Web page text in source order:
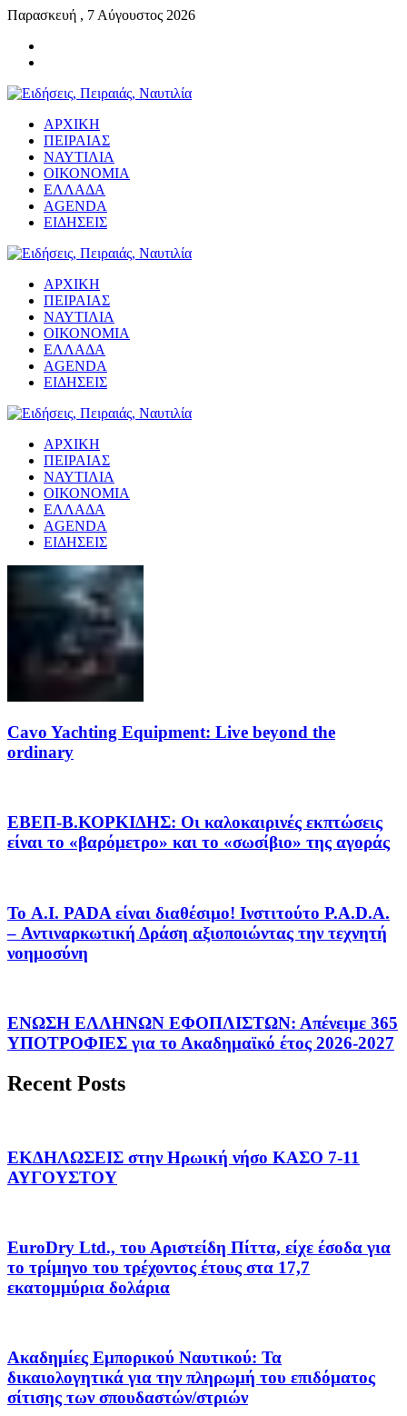
Παρασκευή , 7 Αύγουστος 2026
ΑΡΧΙΚΗ
ΠΕΙΡΑΙΑΣ
ΝΑΥΤΙΛΙΑ
ΟΙΚΟΝΟΜΙΑ
ΕΛΛΑΔΑ
AGENDA
ΕΙΔΗΣΕΙΣ
ΑΡΧΙΚΗ
ΠΕΙΡΑΙΑΣ
ΝΑΥΤΙΛΙΑ
ΟΙΚΟΝΟΜΙΑ
ΕΛΛΑΔΑ
AGENDA
ΕΙΔΗΣΕΙΣ
ΑΡΧΙΚΗ
ΠΕΙΡΑΙΑΣ
ΝΑΥΤΙΛΙΑ
ΟΙΚΟΝΟΜΙΑ
ΕΛΛΑΔΑ
AGENDA
ΕΙΔΗΣΕΙΣ
Cavo Yachting Equipment: Live beyond the
ordinary
EΒΕΠ-Β.ΚΟΡΚΙΔΗΣ: Οι καλοκαιρινές εκπτώσεις
είναι το «βαρόμετρο» και το «σωσίβιο» της αγοράς
Το A.I. PADA είναι διαθέσιμο! Ινστιτούτο P.A.D.A.
– Αντιναρκωτική Δράση αξιοποιώντας την τεχνητή
νοημοσύνη
ΕΝΩΣΗ ΕΛΛΗΝΩΝ ΕΦΟΠΛΙΣΤΩΝ: Απένειμε 365
ΥΠΟΤΡΟΦΙΕΣ για το Ακαδημαϊκό έτος 2026-2027
Recent Posts
ΕΚΔΗΛΩΣΕΙΣ στην Ηρωική νήσο ΚΑΣΟ 7-11
ΑΥΓΟΥΣΤΟΥ
EuroDry Ltd., του Αριστείδη Πίττα, είχε έσοδα για
το τρίμηνο του τρέχοντος έτους στα 17,7
εκατομμύρια δολάρια
Ακαδημίες Εμπορικού Ναυτικού: Τα
δικαιολογητικά για την πληρωμή του επιδόματος
σίτισης των σπουδαστών/στριών